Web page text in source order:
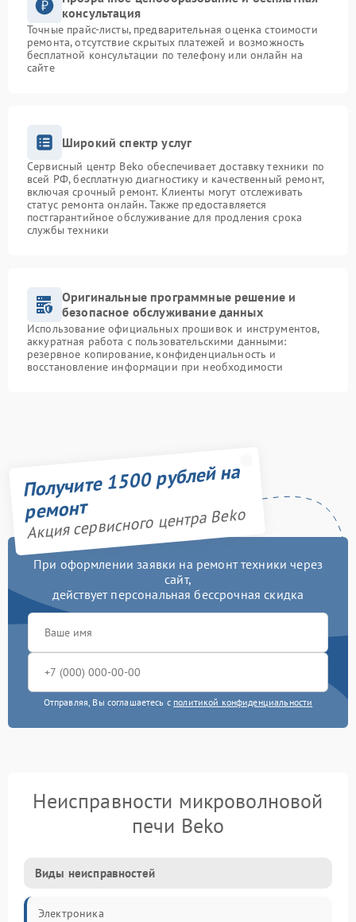
консультация
Точные прайс-листы, предварительная оценка стоимости
ремонта, отсутствие скрытых платежей и возможность
бесплатной консультации по телефону или онлайн на
сайте
Широкий спектр услуг
Сервисный центр Beko обеспечивает доставку техники по
всей РФ, бесплатную диагностику и качественный ремонт,
включая срочный ремонт. Клиенты могут отслеживать
статус ремонта онлайн. Также предоставляется
постгарантийное обслуживание для продления срока
службы техники
Оригинальные программные решение и
безопасное обслуживание данных
Использование официальных прошивок и инструментов,
аккуратная работа с пользовательскими данными:
резервное копирование, конфиденциальность и
восстановление информации при необходимости
Получите 1500 рублей на
ремонт
Акция сервисного центра Beko
При оформлении заявки на ремонт техники через
сайт,
действует персональная бессрочная скидка
Отправляя, Вы соглашаетесь с политикой конфиденциальности
Неисправности микроволновой
печи Beko
Виды неисправностей
Электроника